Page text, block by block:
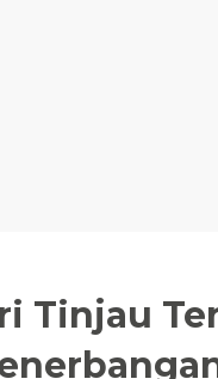
Tinjau